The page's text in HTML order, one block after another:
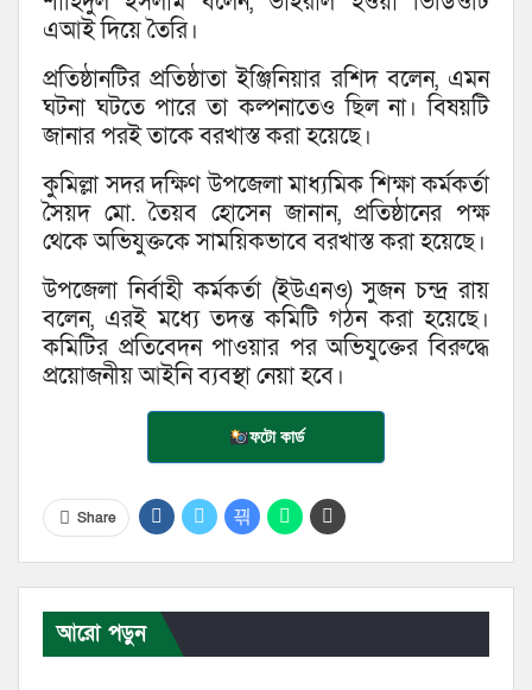
এআই দিয়ে তৈরি।
প্রতিষ্ঠানটির প্রতিষ্ঠাতা ইঞ্জিনিয়ার রশিদ বলেন, এমন
ঘটনা ঘটতে পারে তা কল্পনাতেও ছিল না। বিষয়টি
জানার পরই তাকে বরখাস্ত করা হয়েছে।
কুমিল্লা সদর দক্ষিণ উপজেলা মাধ্যমিক শিক্ষা কর্মকর্তা
সৈয়দ মো. তৈয়ব হোসেন জানান, প্রতিষ্ঠানের পক্ষ
থেকে অভিযুক্তকে সাময়িকভাবে বরখাস্ত করা হয়েছে।
উপজেলা নির্বাহী কর্মকর্তা (ইউএনও) সুজন চন্দ্র রায়
বলেন, এরই মধ্যে তদন্ত কমিটি গঠন করা হয়েছে।
কমিটির প্রতিবেদন পাওয়ার পর অভিযুক্তের বিরুদ্ধে
প্রয়োজনীয় আইনি ব্যবস্থা নেয়া হবে।
ফটো কার্ড
Share
আরো পড়ুন